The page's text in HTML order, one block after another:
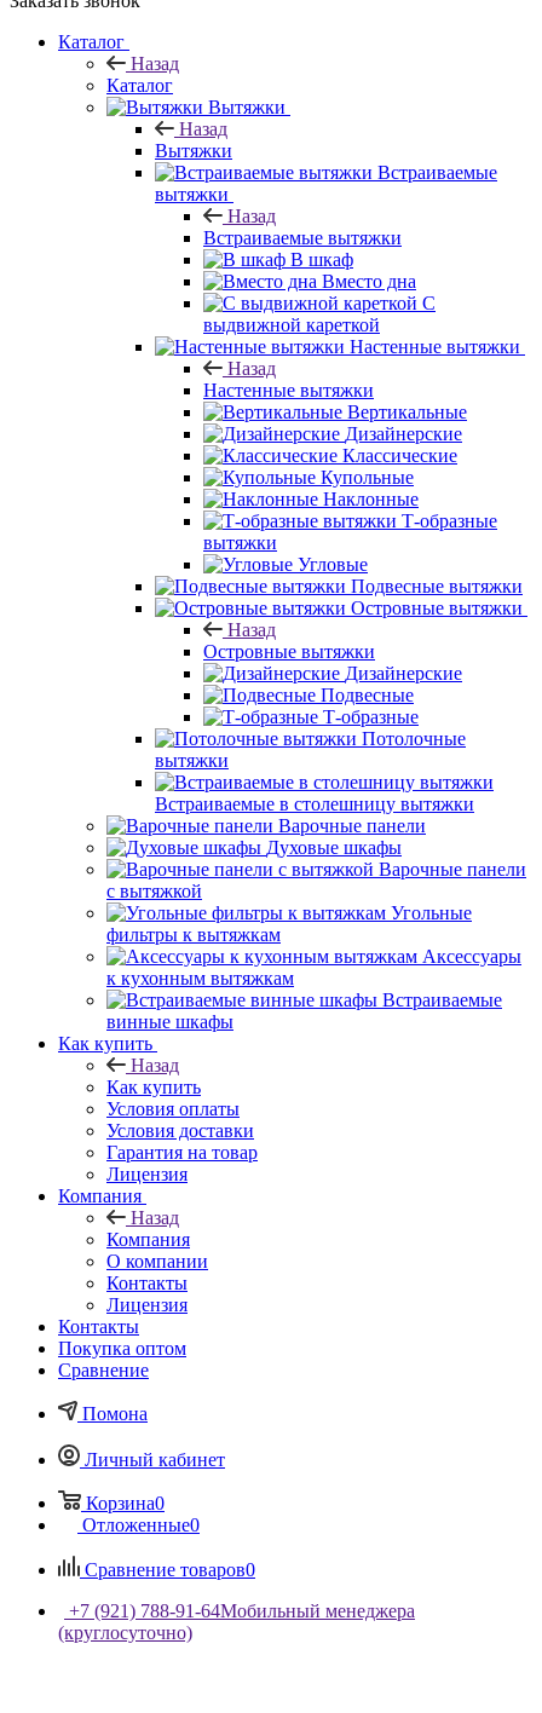
Каталог
Назад
Каталог
Вытяжки
Назад
Вытяжки
Встраиваемые
вытяжки
Назад
Встраиваемые вытяжки
В шкаф
Вместо дна
С
выдвижной кареткой
Настенные вытяжки
Назад
Настенные вытяжки
Вертикальные
Дизайнерские
Классические
Купольные
Наклонные
Т-образные
вытяжки
Угловые
Подвесные вытяжки
Островные вытяжки
Назад
Островные вытяжки
Дизайнерские
Подвесные
Т-образные
Потолочные
вытяжки
Встраиваемые в столешницу вытяжки
Варочные панели
Духовые шкафы
Варочные панели
с вытяжкой
Угольные
фильтры к вытяжкам
Аксессуары
к кухонным вытяжкам
Встраиваемые
винные шкафы
Как купить
Назад
Как купить
Условия оплаты
Условия доставки
Гарантия на товар
Лицензия
Компания
Назад
Компания
О компании
Контакты
Лицензия
Контакты
Покупка оптом
Сравнение
Помона
Личный кабинет
Корзина0
Отложенные0
Сравнение товаров0
+7 (921) 788-91-64Мобильный менеджера
(круглосуточно)